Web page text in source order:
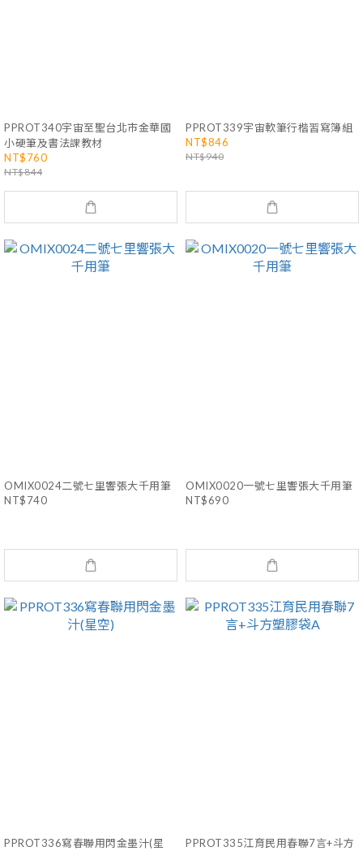
PPROT340宇宙至聖台北市金華國
小硬筆及書法課教材
NT$760
NT$844
PPROT339宇宙軟筆行楷習寫簿組
NT$846
NT$940
OMIX0024二號七里響張大千用筆
NT$740
OMIX0020一號七里響張大千用筆
NT$690
PPROT336寫春聯用閃金墨汁(星
PPROT335江育民用春聯7言+斗方